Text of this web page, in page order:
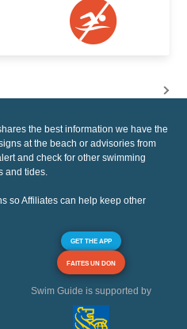
the best information we have the
at the beach or advisories from
and check for other swimming
and tides.
so Affiliates can help keep other
GET THE APP
FAITES UN DON
Swim Guide is supported by